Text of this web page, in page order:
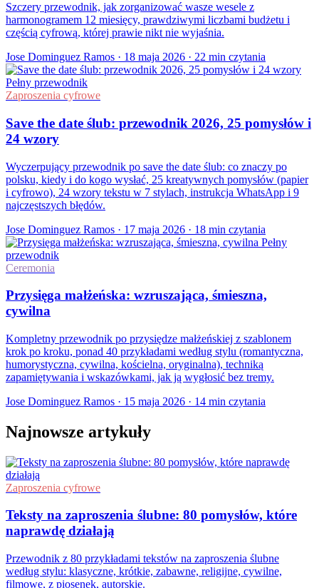
Szczery przewodnik, jak zorganizować wasze wesele z
harmonogramem 12 miesięcy, prawdziwymi liczbami budżetu i
częścią cyfrową, której prawie nikt nie wyjaśnia.
Jose Dominguez Ramos · 18 maja 2026 · 22 min czytania
Pełny przewodnik
Zaproszenia cyfrowe
Save the date ślub: przewodnik 2026, 25 pomysłów i
24 wzory
Wyczerpujący przewodnik po save the date ślub: co znaczy po
polsku, kiedy i do kogo wysłać, 25 kreatywnych pomysłów (papier
i cyfrowo), 24 wzory tekstu w 7 stylach, instrukcja WhatsApp i 9
najczęstszych błędów.
Jose Dominguez Ramos · 17 maja 2026 · 18 min czytania
Pełny
przewodnik
Ceremonia
Przysięga małżeńska: wzruszająca, śmieszna,
cywilna
Kompletny przewodnik po przysiędze małżeńskiej z szablonem
krok po kroku, ponad 40 przykładami według stylu (romantyczna,
humorystyczna, cywilna, kościelna, oryginalna), techniką
zapamiętywania i wskazówkami, jak ją wygłosić bez tremy.
Jose Dominguez Ramos · 15 maja 2026 · 14 min czytania
Najnowsze artykuły
Zaproszenia cyfrowe
Teksty na zaproszenia ślubne: 80 pomysłów, które
naprawdę działają
Przewodnik z 80 przykładami tekstów na zaproszenia ślubne
według stylu: klasyczne, krótkie, zabawne, religijne, cywilne,
filmowe, z piosenek, autorskie.